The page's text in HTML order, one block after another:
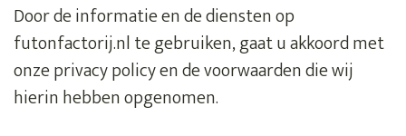
Door de informatie en de diensten op
futonfactorij.nl te gebruiken, gaat u akkoord met
onze privacy policy en de voorwaarden die wij
hierin hebben opgenomen.